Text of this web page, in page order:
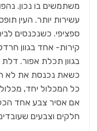
משתמשים בו נכון.
עשירות יותר. העין
ספציפי. כשנכנסים
קירות- אחד בגוון
בגוון תכלת אפור. דלת
כשאת נכנסת את לא
כל המכלול יחד,
אם אסיר צבע אחד
חלקים וצבעים